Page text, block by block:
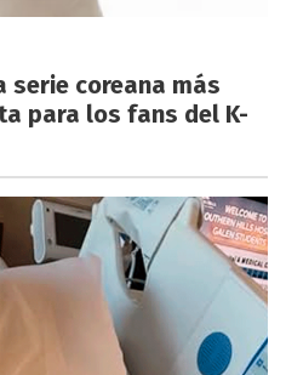
serie coreana más
para los fans del K-